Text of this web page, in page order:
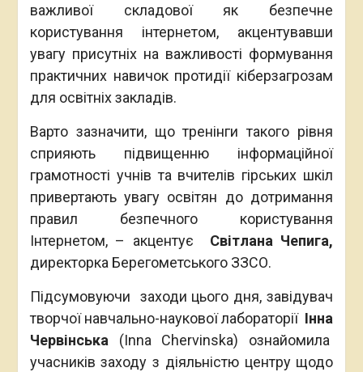
важливої складової як безпечне
користування інтернетом, акцентувавши
увагу присутніх на важливості формування
практичних навичок протидії кіберзагрозам
для освітніх закладів.
Варто зазначити, що тренінги такого рівня
сприяють підвищенню інформаційної
грамотності учнів та вчителів гірських шкіл
привертають увагу освітян до дотримання
правил безпечного користування
Інтернетом, – акцентує
Світлана Чепига,
директорка Берегометського ЗЗСО.
Підсумовуючи заходи цього дня, завідувач
творчої навчально-наукової лабораторії Інна
Червінська (Inna Chervinska) ознайомила
учасників заходу з діяльністю центру щодо